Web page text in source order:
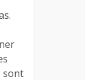
sont